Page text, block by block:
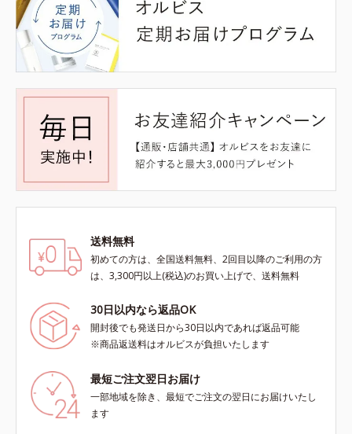
送料無料
初めての方は、全国送料無料、2回目以降のご利用の方
は、3,300円以上(税込)のお買い上げで、送料無料
30日以内なら返品OK
開封後でも発送日から30日以内であれば返品可能
※商品返送料はオルビスが負担いたします
最短ご注文翌日お届け
一部地域を除き、最短でご注文の翌日にお届けいたし
ます